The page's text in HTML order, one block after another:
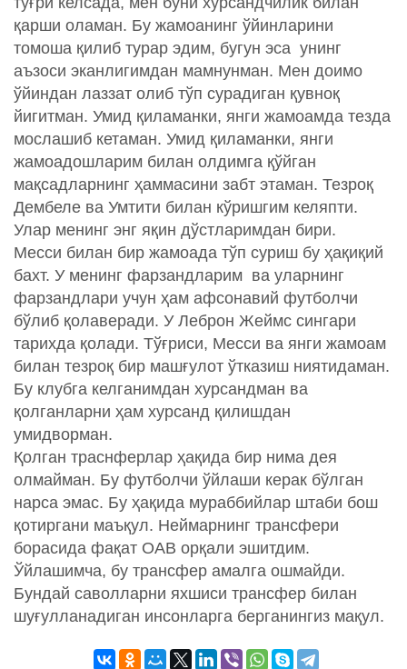
қарши оламан. Бу жамоанинг ўйинларини
томоша қилиб турар эдим, бугун эса унинг
аъзоси эканлигимдан мамнунман. Мен доимо
ўйиндан лаззат олиб тўп сурадиган қувноқ
йигитман. Умид қиламанки, янги жамоамда тезда
мослашиб кетаман. Умид қиламанки, янги
жамоадошларим билан олдимга қўйган
мақсадларнинг ҳаммасини забт этаман. Тезроқ
Дембеле ва Умтити билан кўришгим келяпти.
Улар менинг энг яқин дўстларимдан бири.
Месси билан бир жамоада тўп суриш бу ҳақиқий
бахт. У менинг фарзандларим ва уларнинг
фарзандлари учун ҳам афсонавий футболчи
бўлиб қолаверади. У Леброн Жеймс сингари
тарихда қолади. Тўғриси, Месси ва янги жамоам
билан тезроқ бир машғулот ўтказиш ниятидаман.
Бу клубга келганимдан хурсандман ва
қолганларни ҳам хурсанд қилишдан
умидворман.
Қолган траснферлар ҳақида бир нима дея
олмайман. Бу футболчи ўйлаши керак бўлган
нарса эмас. Бу ҳақида мураббийлар штаби бош
қотиргани маъқул. Неймарнинг трансфери
борасида фақат ОАВ орқали эшитдим.
Ўйлашимча, бу трансфер амалга ошмайди.
Бундай саволларни яхшиси трансфер билан
шуғулланадиган инсонларга берганингиз мақул.